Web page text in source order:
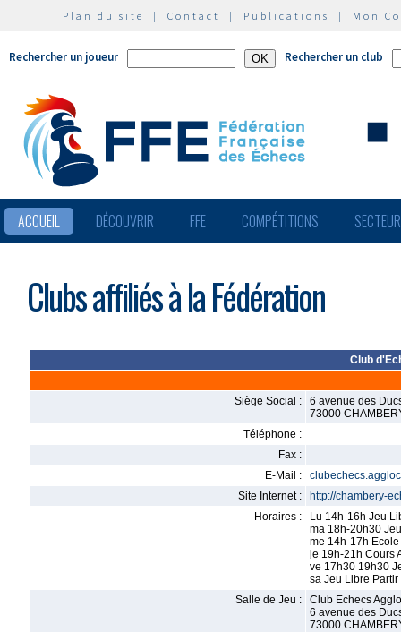
Plan du site | Contact | Publications | Mon
Rechercher un joueur Rechercher un club
ACCUEIL DÉCOUVRIR FFE COMPÉTITIONS
Clubs affiliés à la Fédération
Club
Siège Social :
6 avenue des
73000
Téléphone :
Fax :
E-Mail :
Site Internet :
http://chambery-
Horaires :
Lu 14h-16h Jeu
ma 18h-20h30
me 14h-17h
je 19h-21h Cours
ve 17h30 19h30
sa Jeu Libre
Salle de Jeu :
Club Echecs
6 avenue des
73000